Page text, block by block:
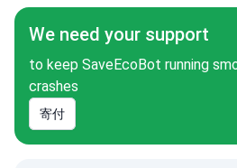
We need your support
to keep SaveEcoBot running
crashes
寄付